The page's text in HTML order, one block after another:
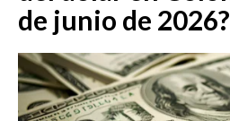
EMISIÓN
EMISIÓN 11:30 PM
de junio de